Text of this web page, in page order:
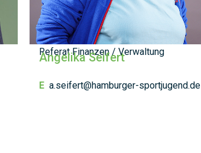
Referat Finanzen / Verwaltung
Angelika Seifert
E a.seifert@hamburger-sportjugend.de